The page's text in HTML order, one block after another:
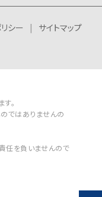
シー
サイトマップ
。
ではありませんの
任を負いませんので